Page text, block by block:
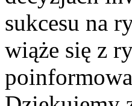
sukcesu na
wiąże się z